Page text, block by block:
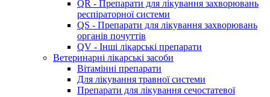
QR - Препарати для лікування захворювань
респіраторної системи
QS - Препарати для лікування захворювань
органів почуттів
QV - Інші лікарські препарати
Ветеринарні лікарські засоби
Вітамінні препарати
Для лікування травної системи
Препарати для лікування сечостатевої